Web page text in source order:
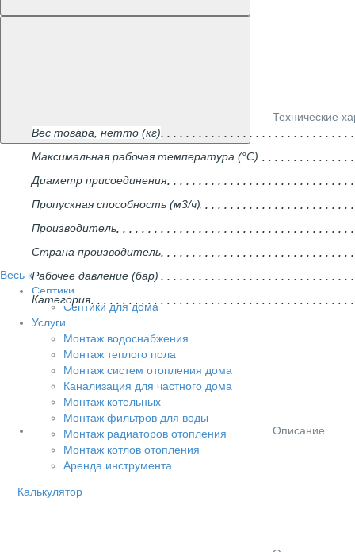
Весь каталог
Септики
Септики для дома
Услуги
Монтаж водоснабжения
Монтаж теплого пола
Монтаж систем отопления дома
Канализация для частного дома
Монтаж котельных
Монтаж фильтров для воды
Монтаж радиаторов отопления
Монтаж котлов отопления
Аренда инструмента
Калькулятор
Технические
Вес товара, нетто (кг)
Максимальная рабочая температура (°С)
Диаметр присоединения
Пропускная способность (м3/ч)
Производитель
Страна производитель
Рабочее давление (бар)
Категория
Описание